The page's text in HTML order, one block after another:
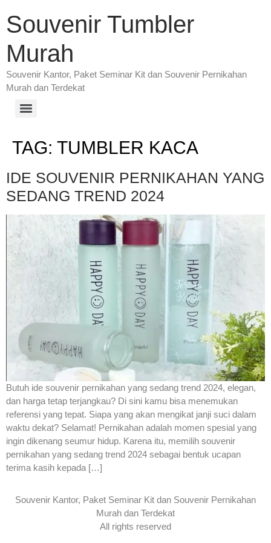
Souvenir Tumbler
Murah
Souvenir Kantor, Paket Seminar Kit dan Souvenir Pernikahan
Murah dan Terdekat
TAG: TUMBLER KACA
IDE SOUVENIR PERNIKAHAN YANG
SEDANG TREND 2024
Butuh ide souvenir pernikahan yang sedang trend 2024, elegan,
dan harga tetap terjangkau? Di sini kamu bisa menemukan
referensi yang tepat. Siapa yang akan mengikat janji suci dalam
waktu dekat? Selamat! Pernikahan adalah momen spesial yang
ingin dikenang seumur hidup. Karena itu, memilih souvenir
pernikahan yang sedang trend 2024 sebagai bentuk ucapan
terima kasih kepada […]
Souvenir Kantor, Paket Seminar Kit dan Souvenir Pernikahan
Murah dan Terdekat
All rights reserved